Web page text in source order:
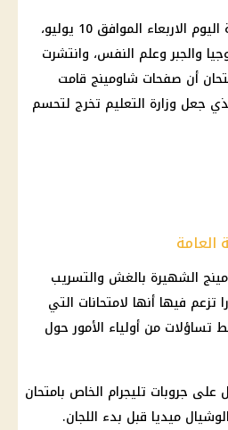
يؤدي طلاب الثانوية العامة اليوم الاربعاء الموافق 10 يوليو،
والجبر وعلم النفس، وانتشرت
أن صفحات شاومينج قامت
جعل وزارة التعليم تخرج لتحسم
العامة
الشهيرة بالغش والتسريب
فيها أنها لامتحانات التي
تساؤلات من أولياء الأمور حول
جروبات تليجرام الخاص بامتحان
ميديا قبل بدء اللجان.